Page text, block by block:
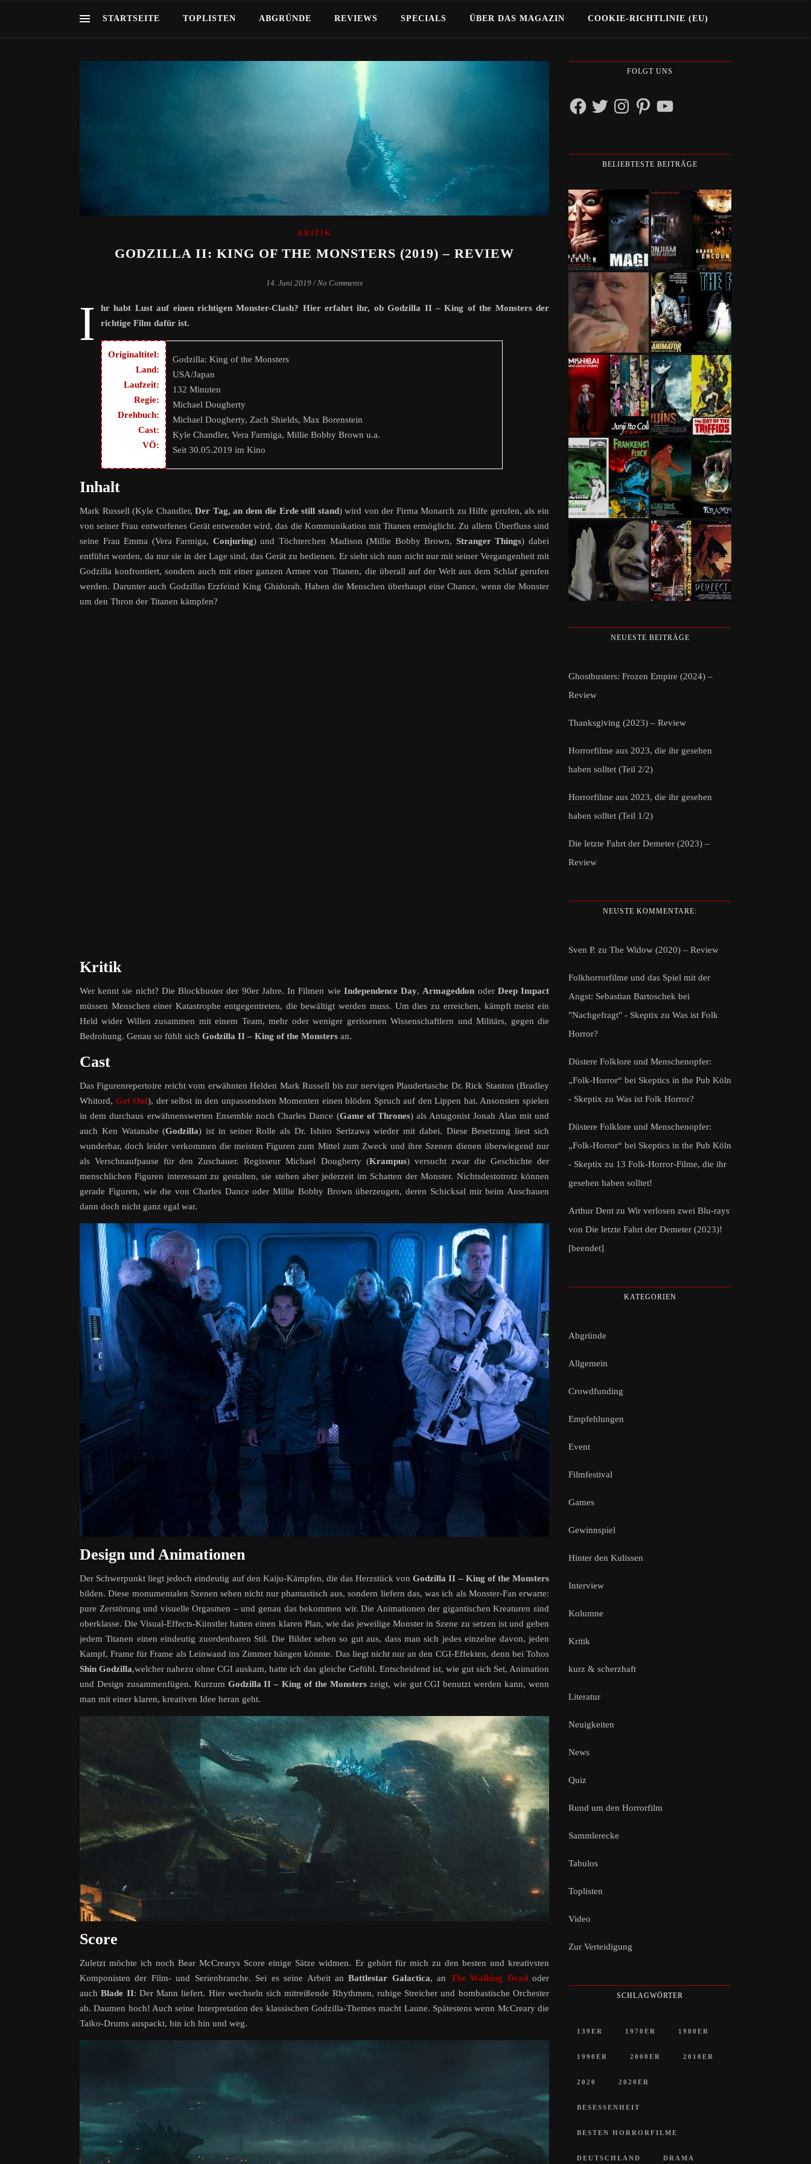
STARTSEITE TOPLISTEN ABGRÜNDE REVIEWS SPECIALS ÜBER DAS MAGAZIN COOKIE-RICHTLINIE (EU)
KRITIK
GODZILLA II: KING OF THE MONSTERS (2019) – REVIEW
14. Juni 2019 / No Comments
I
hr habt Lust auf einen richtigen Monster-Clash? Hier erfahrt ihr, ob Godzilla II – King of the Monsters der
richtige Film dafür ist.
Originaltitel:
Land:
Laufzeit:
Regie:
Drehbuch:
Cast:
VÖ:
Godzilla: King of the Monsters
USA/Japan
132 Minuten
Michael Dougherty
Michael Dougherty, Zach Shields, Max Borenstein
Kyle Chandler, Vera Farmiga, Millie Bobby Brown u.a.
Seit 30.05.2019 im Kino
Inhalt
Mark Russell (Kyle Chandler,Der Tag, an dem die Erde still stand) wird von der Firma Monarch zu Hilfe gerufen, als ein
von seiner Frau entworfenes Gerät entwendet wird, das die Kommunikation mit Titanen ermöglicht. Zu allem Überfluss sind
seine Frau Emma (Vera Farmiga, Conjuring) und Töchterchen Madison (Millie Bobby Brown, Stranger Things) dabei
entführt worden, da nur sie in der Lage sind, das Gerät zu bedienen. Er sieht sich nun nicht nur mit seiner Vergangenheit mit
Godzilla konfrontiert, sondern auch mit einer ganzen Armee von Titanen, die überall auf der Welt aus dem Schlaf gerufen
werden. Darunter auch Godzillas Erzfeind King Ghidorah. Haben die Menschen überhaupt eine Chance, wenn die Monster
um den Thron der Titanen kämpfen?
Kritik
Wer kennt sie nicht? Die Blockbuster der 90er Jahre. In Filmen wie Independence Day,Armageddon oder Deep Impact
müssen Menschen einer Katastrophe entgegentreten, die bewältigt werden muss. Um dies zu erreichen, kämpft meist ein
Held wider Willen zusammen mit einem Team, mehr oder weniger gerissenen Wissenschaftlern und Militärs, gegen die
Bedrohung. Genau so fühlt sich Godzilla II – King of the Monsters an.
Cast
Das Figurenrepertoire reicht vom erwähnten Helden Mark Russell bis zur nervigen Plaudertasche Dr. Rick Stanton (Bradley
Whitord, Get Out), der selbst in den unpassendsten Momenten einen blöden Spruch auf den Lippen hat. Ansonsten spielen
in dem durchaus erwähnenswerten Ensemble noch Charles Dance (Game of Thrones) als Antagonist Jonah Alan mit und
auch Ken Watanabe (Godzilla) ist in seiner Rolle als Dr. Ishiro Serizawa wieder mit dabei. Diese Besetzung liest sich
wunderbar, doch leider verkommen die meisten Figuren zum Mittel zum Zweck und ihre Szenen dienen überwiegend nur
als Verschnaufpause für den Zuschauer. Regisseur Michael Dougherty (Krampus) versucht zwar die Geschichte der
menschlichen Figuren interessant zu gestalten, sie stehen aber jederzeit im Schatten der Monster. Nichtsdestotrotz können
gerade Figuren, wie die von Charles Dance oder Millie Bobby Brown überzeugen, deren Schicksal mir beim Anschauen
dann doch nicht ganz egal war.
Design und Animationen
Der Schwerpunkt liegt jedoch eindeutig auf den Kaiju-Kämpfen, die das Herzstück vonGodzilla II – King of the Monsters
bilden. Diese monumentalen Szenen sehen nicht nur phantastisch aus, sondern liefern das, was ich als Monster-Fan erwarte:
pure Zerstörung und visuelle Orgasmen – und genau das bekommen wir. Die Animationen der gigantischen Kreaturen sind
oberklasse. Die Visual-Effects-Künstler hatten einen klaren Plan, wie das jeweilige Monster in Szene zu setzen ist und geben
jedem Titanen einen eindeutig zuordenbaren Stil. Die Bilder sehen so gut aus, dass man sich jedes einzelne davon, jeden
Kampf, Frame für Frame als Leinwand ins Zimmer hängen könnte. Das liegt nicht nur an den CGI-Effekten, denn bei Tohos
Shin Godzilla,welcher nahezu ohne CGI auskam, hatte ich das gleiche Gefühl. Entscheidend ist, wie gut sich Set, Animation
und Design zusammenfügen. Kurzum Godzilla II – King of the Monsters zeigt, wie gut CGI benutzt werden kann, wenn
man mit einer klaren, kreativen Idee heran geht.
Score
Zuletzt möchte ich noch Bear McCrearys Score einige Sätze widmen. Er gehört für mich zu den besten und kreativsten
Komponisten der Film- und Serienbranche. Sei es seine Arbeit anBattlestar Galactica, an The Walking Dead oder
auchBlade II: Der Mann liefert. Hier wechseln sich mitreißende Rhythmen, ruhige Streicher und bombastische Orchester
ab. Daumen hoch! Auch seine Interpretation des klassischen Godzilla-Themes macht Laune. Spätestens wenn McCreary die
Taiko-Drums auspackt, bin ich hin und weg.
FOLGT UNS
FacebookTwitterInstagramPinterestYouTube
BELIEBTESTE BEITRÄGE
NEUESTE BEITRÄGE
Ghostbusters: Frozen Empire (2024) –
Review
Thanksgiving (2023) – Review
Horrorfilme aus 2023, die ihr gesehen
haben solltet (Teil 2/2)
Horrorfilme aus 2023, die ihr gesehen
haben solltet (Teil 1/2)
Die letzte Fahrt der Demeter (2023) –
Review
NEUSTE KOMMENTARE:
Sven P. zu The Widow (2020) – Review
Folkhorrorfilme und das Spiel mit der
Angst: Sebastian Bartoschek bei
"Nachgefragt" - Skeptix zu Was ist Folk
Horror?
Düstere Folklore und Menschenopfer:
„Folk-Horror“ bei Skeptics in the Pub Köln
- Skeptix zu Was ist Folk Horror?
Düstere Folklore und Menschenopfer:
„Folk-Horror“ bei Skeptics in the Pub Köln
- Skeptix zu 13 Folk-Horror-Filme, die ihr
gesehen haben solltet!
Arthur Dent zu Wir verlosen zwei Blu-rays
von Die letzte Fahrt der Demeter (2023)!
[beendet]
KATEGORIEN
Abgründe
Allgemein
Crowdfunding
Empfehlungen
Event
Filmfestival
Games
Gewinnspiel
Hinter den Kulissen
Interview
Kolumne
Kritik
kurz & scherzhaft
Literatur
Neuigkeiten
News
Quiz
Rund um den Horrorfilm
Sammlerecke
Tabulos
Toplisten
Video
Zur Verteidigung
SCHLAGWÖRTER
139ER 1970ER 1980ER
1990ER 2000ER 2010ER
2020 2020ER
BESESSENHEIT
BESTEN HORRORFILME
DEUTSCHLAND DRAMA